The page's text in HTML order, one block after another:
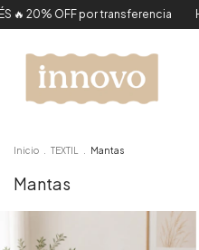
por transferencia HASTA 6
Inicio TEXTIL Mantas
Mantas